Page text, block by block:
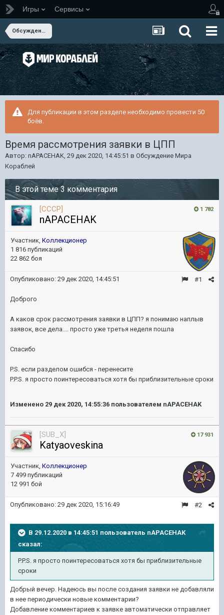
Игры Сервисы
Обсуждение Мира Кораблей
Для публикации в этом разделе необходимо провести 50
боёв.
Время рассмотрения заявки в ЦПП
Автор: nAPACEHAK, 29 дек 2020, 14:45:51 в Обсуждение Мира
Кораблей
В этой теме 3 комментария
1 782
[CCCP]
nAPACEHAK
Участник, Коллекционер
1 816 публикаций
22 862 боя
#1
Опубликовано: 29 дек 2020, 14:45:51
Доброго
А каков срок рассмотрения заявки в ЦПП? я понимаю наплыв
заявок, все дела.... просто уже третья неделя пошла
Спасибо
P.S. если разделом ошибся - перенесите
P.P.S. я просто поинтересоваться хотя бы приблизительные сроки
Изменено 29 дек 2020, 14:55:36 пользователем nAPACEHAK
17 931
[SUB_X]
Katyaoveskina
Участник, Коллекционер
7 499 публикаций
12 991 бой
#2
Опубликовано: 29 дек 2020, 15:16:49
В 29.12.2020 в 14:45:51 пользователь nAPACEHAK
сказал:
P.P.S. я просто поинтересоваться хотя бы приблизительные
сроки
Добрый вечер. Надеюсь вы после создания заявки не добавляли
в нее периодически новые комментарии?
Добавление комментариев к заявке автоматически отправляет